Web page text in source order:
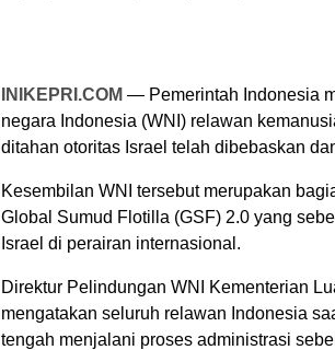
INIKEPRI.COM — Pemerintah Indonesia
negara Indonesia (WNI) relawan
ditahan otoritas Israel telah dibebaskan
Kesembilan WNI tersebut merupakan
Global Sumud Flotilla (GSF) 2.0 yang
Israel di perairan internasional.
Direktur Pelindungan WNI Kementerian
mengatakan seluruh relawan Indonesia
tengah menjalani proses administrasi